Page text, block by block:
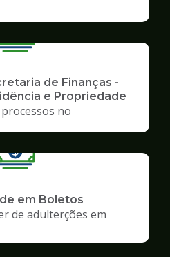
de Finanças -
e Propriedade
no
em Boletos
de adulterções em